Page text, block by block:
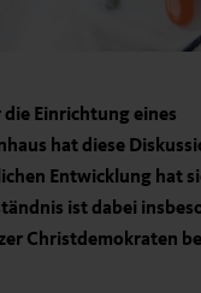
Einrichtung eines
hat diese
Entwicklung hat
ist dabei
Christdemokraten